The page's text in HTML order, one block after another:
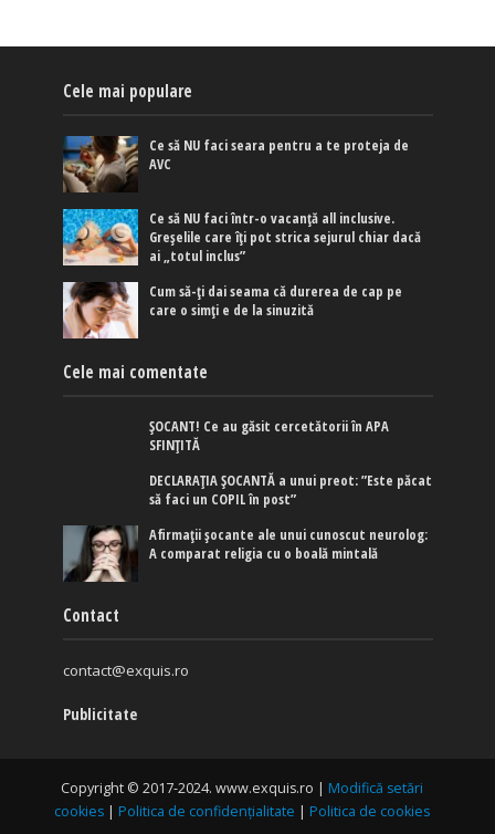
Cele mai populare
Ce să NU faci seara pentru a te proteja de
AVC
Ce să NU faci într-o vacanță all inclusive.
Greșelile care îți pot strica sejurul chiar dacă
ai „totul inclus”
Cum să-ți dai seama că durerea de cap pe
care o simți e de la sinuzită
Cele mai comentate
ȘOCANT! Ce au găsit cercetătorii în APA
SFINȚITĂ
DECLARAȚIA ȘOCANTĂ a unui preot: ”Este păcat
să faci un COPIL în post”
Afirmaţii şocante ale unui cunoscut neurolog:
A comparat religia cu o boală mintală
Contact
contact@exquis.ro
Publicitate
Copyright © 2017-2024. www.exquis.ro | Modifică setări
cookies | Politica de confidențialitate | Politica de cookies